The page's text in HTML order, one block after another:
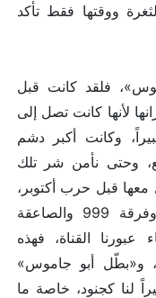
ووقتها فقط تأكد
فلقد كانت قبل
لأنها كانت تصل إلى
وكانت أكبر دشم
وحتى نأمن شر تلك
معها قبل حرب أكتوبر،
وبالفعل استطاعت الفرق الانتحارية وفرقة 999 والصاعقة
عبورنا القناة، فهذه
و«بطّل أبو جاموس»
لنا كجنود، خاصة ما